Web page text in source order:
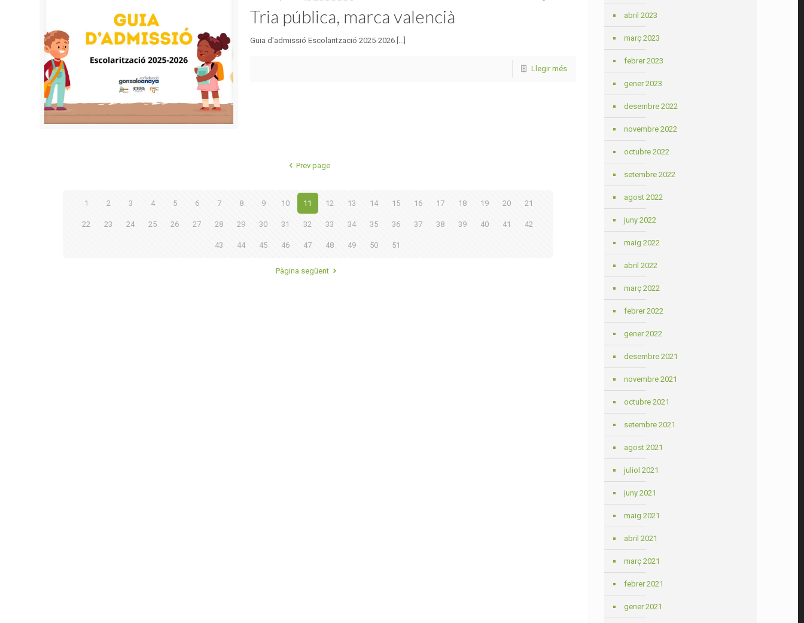
Tria pública, marca valencià
Guia d'admissió Escolarització 2025-2026 [...]
Llegir més
Prev page
1 2 3 4 5 6 7 8 9 10 11 12 13 14 15 16 17 18 19 20 21
22 23 24 25 26 27 28 29 30 31 32 33 34 35 36 37 38 39 40 41 42
43 44 45 46 47 48 49 50 51
Pàgina següent
abril 2023
març 2023
febrer 2023
gener 2023
desembre 2022
novembre 2022
octubre 2022
setembre 2022
agost 2022
juny 2022
maig 2022
abril 2022
març 2022
febrer 2022
gener 2022
desembre 2021
novembre 2021
octubre 2021
setembre 2021
agost 2021
juliol 2021
juny 2021
maig 2021
abril 2021
març 2021
febrer 2021
gener 2021